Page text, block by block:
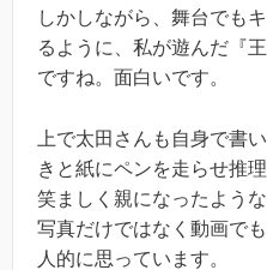
しかしながら、舞台でも
るように、私が遊んだ『
ですね。面白いです。
上で太田さんも自身で書
きと紙にペンを走らせ推
笑ましく親になったよう
写真だけではなく動画で
人的に思っています。